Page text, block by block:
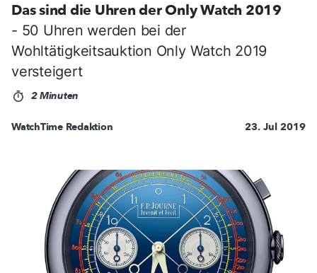
Das sind die Uhren der Only Watch 2019
- 50 Uhren werden bei der
Wohltätigkeitsauktion Only Watch 2019
versteigert
2 Minuten
WatchTime Redaktion 23. Jul 2019